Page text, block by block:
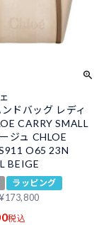
ドバッグ レディ
CARRY SMALL
ジュ CHLOE
O65 23N
BEIGE
ラッピング
¥173,800
税込